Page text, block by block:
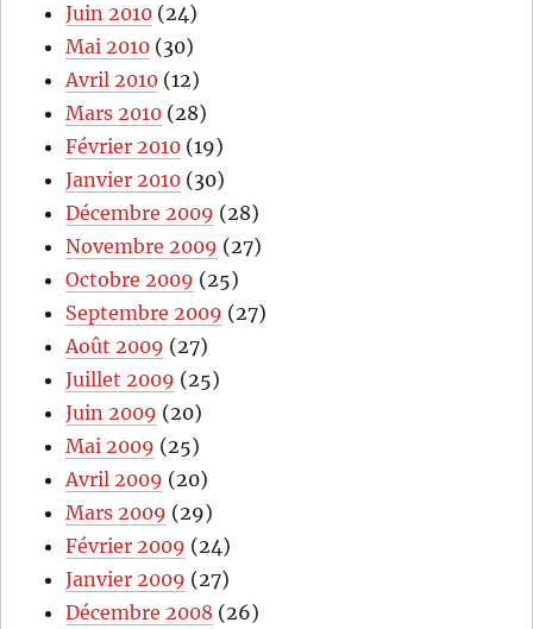
Juin 2010 (24)
Mai 2010 (30)
Avril 2010 (12)
Mars 2010 (28)
Février 2010 (19)
Janvier 2010 (30)
Décembre 2009 (28)
Novembre 2009 (27)
Octobre 2009 (25)
Septembre 2009 (27)
Août 2009 (27)
Juillet 2009 (25)
Juin 2009 (20)
Mai 2009 (25)
Avril 2009 (20)
Mars 2009 (29)
Février 2009 (24)
Janvier 2009 (27)
Décembre 2008 (26)